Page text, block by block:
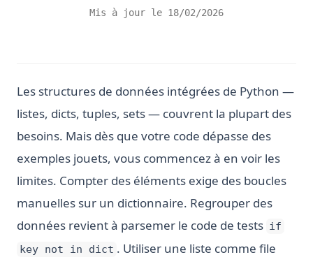
Mis à jour le 18/02/2026
Les structures de données intégrées de Python —
listes, dicts, tuples, sets — couvrent la plupart des
besoins. Mais dès que votre code dépasse des
exemples jouets, vous commencez à en voir les
limites. Compter des éléments exige des boucles
manuelles sur un dictionnaire. Regrouper des
données revient à parsemer le code de tests if
key not in dict . Utiliser une liste comme file